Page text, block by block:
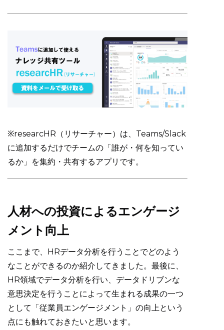
※researcHR（リサーチャー）は、Teams/Slack
に追加するだけでチームの「誰が・何を知ってい
るか」を集約・共有するアプリです。
人材への投資によるエンゲージ
メント向上
ここまで、HRデータ分析を行うことでどのよう
なことができるのか紹介してきました。最後に、
HR領域でデータ分析を行い、データドリブンな
意思決定を行うことによって生まれる成果の一つ
として「従業員エンゲージメント」の向上という
点にも触れておきたいと思います。